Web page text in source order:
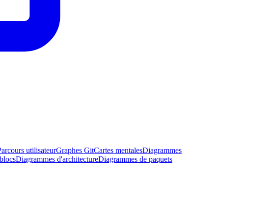
utilisateurGraphes GitCartes mentalesDiagrammes
Diagrammes d'architectureDiagrammes de paquets